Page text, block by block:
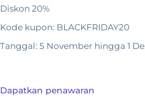
Diskon 20%
Kode kupon: BLACKFRIDAY20
Tanggal: 5 November hingga 1
Dapatkan penawaran